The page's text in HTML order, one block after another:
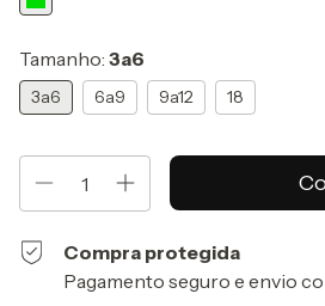
Tamanho: 3a6
3a6 6a9 9a12 18
Compra protegida
Pagamento seguro e envio